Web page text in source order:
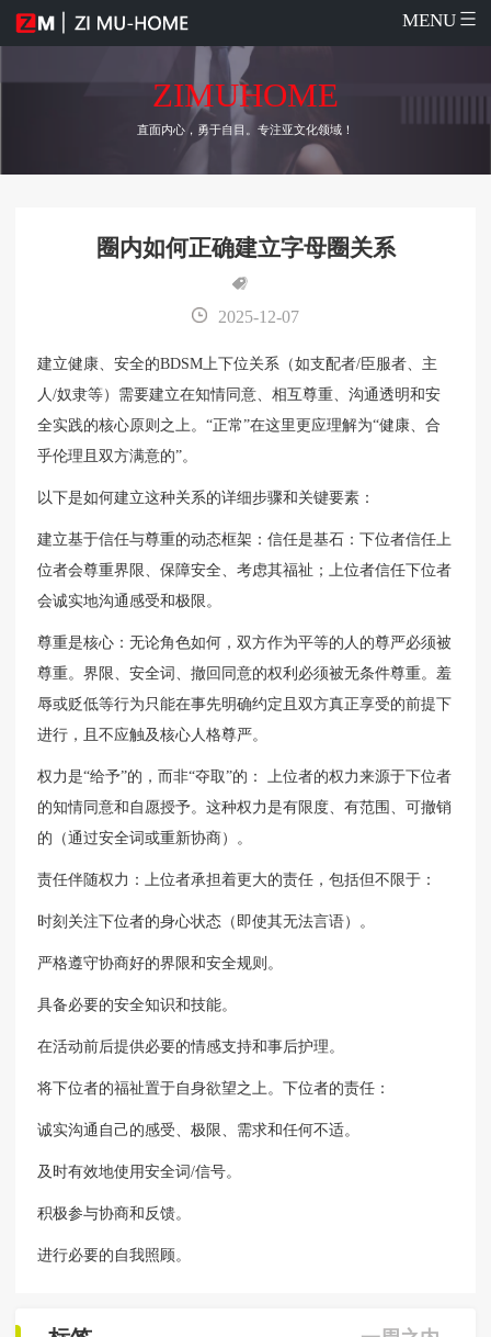
MENU
ZIMUHOME
直面内心，勇于自目。专注亚文化领域！
圈内如何正确建立字母圈关系
2025-12-07
建立健康、安全的BDSM上下位关系（如支配者/臣服者、主
人/奴隶等）需要建立在知情同意、相互尊重、沟通透明和安
全实践的核心原则之上。“正常”在这里更应理解为“健康、合
乎伦理且双方满意的”。
以下是如何建立这种关系的详细步骤和关键要素：
建立基于信任与尊重的动态框架：信任是基石：下位者信任上
位者会尊重界限、保障安全、考虑其福祉；上位者信任下位者
会诚实地沟通感受和极限。
尊重是核心：无论角色如何，双方作为平等的人的尊严必须被
尊重。界限、安全词、撤回同意的权利必须被无条件尊重。羞
辱或贬低等行为只能在事先明确约定且双方真正享受的前提下
进行，且不应触及核心人格尊严。
权力是“给予”的，而非“夺取”的： 上位者的权力来源于下位者
的知情同意和自愿授予。这种权力是有限度、有范围、可撤销
的（通过安全词或重新协商）。
责任伴随权力：上位者承担着更大的责任，包括但不限于：
时刻关注下位者的身心状态（即使其无法言语）。
严格遵守协商好的界限和安全规则。
具备必要的安全知识和技能。
在活动前后提供必要的情感支持和事后护理。
将下位者的福祉置于自身欲望之上。下位者的责任：
诚实沟通自己的感受、极限、需求和任何不适。
及时有效地使用安全词/信号。
积极参与协商和反馈。
进行必要的自我照顾。